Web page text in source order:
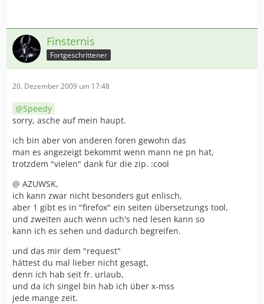
Finsternis
Fortgeschrittener
20. Dezember 2009 um 17:48
Speedy
sorry, asche auf mein haupt.
ich bin aber von anderen foren gewohn das
man es angezeigt bekommt wenn mann ne pn hat,
trotzdem "vielen" dank für die zip. :cool
@ AZUWSK,
ich kann zwar nicht besonders gut enlisch,
aber 1 gibt es in "firefox" ein seiten übersetzungs tool,
und zweiten auch wenn uch's ned lesen kann so
kann ich es sehen und dadurch begreifen.
und das mir dem "request"
hättest du mal lieber nicht gesagt,
denn ich hab seit fr. urlaub,
und da ich singel bin hab ich über x-mss
jede mange zeit.